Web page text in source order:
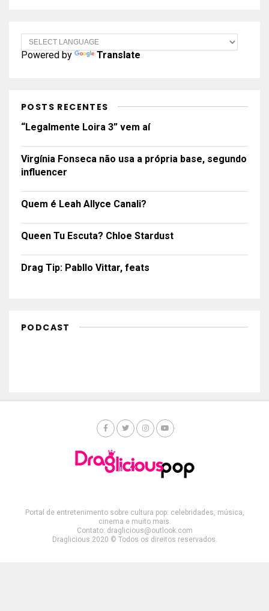
Powered by Translate
POSTS RECENTES
“Legalmente Loira 3” vem aí
Virgínia Fonseca não usa a própria base, segundo
influencer
Quem é Leah Allyce Canali?
Queen Tu Escuta? Chloe Stardust
Drag Tip: Pabllo Vittar, feats
PODCAST
Portal de entretenimento sobre cultura pop: celebridades, música,
cinema e muito mais.
Contato: draglicious@outlook.com
Draglicious 2020 © Todos os direitos reservados.